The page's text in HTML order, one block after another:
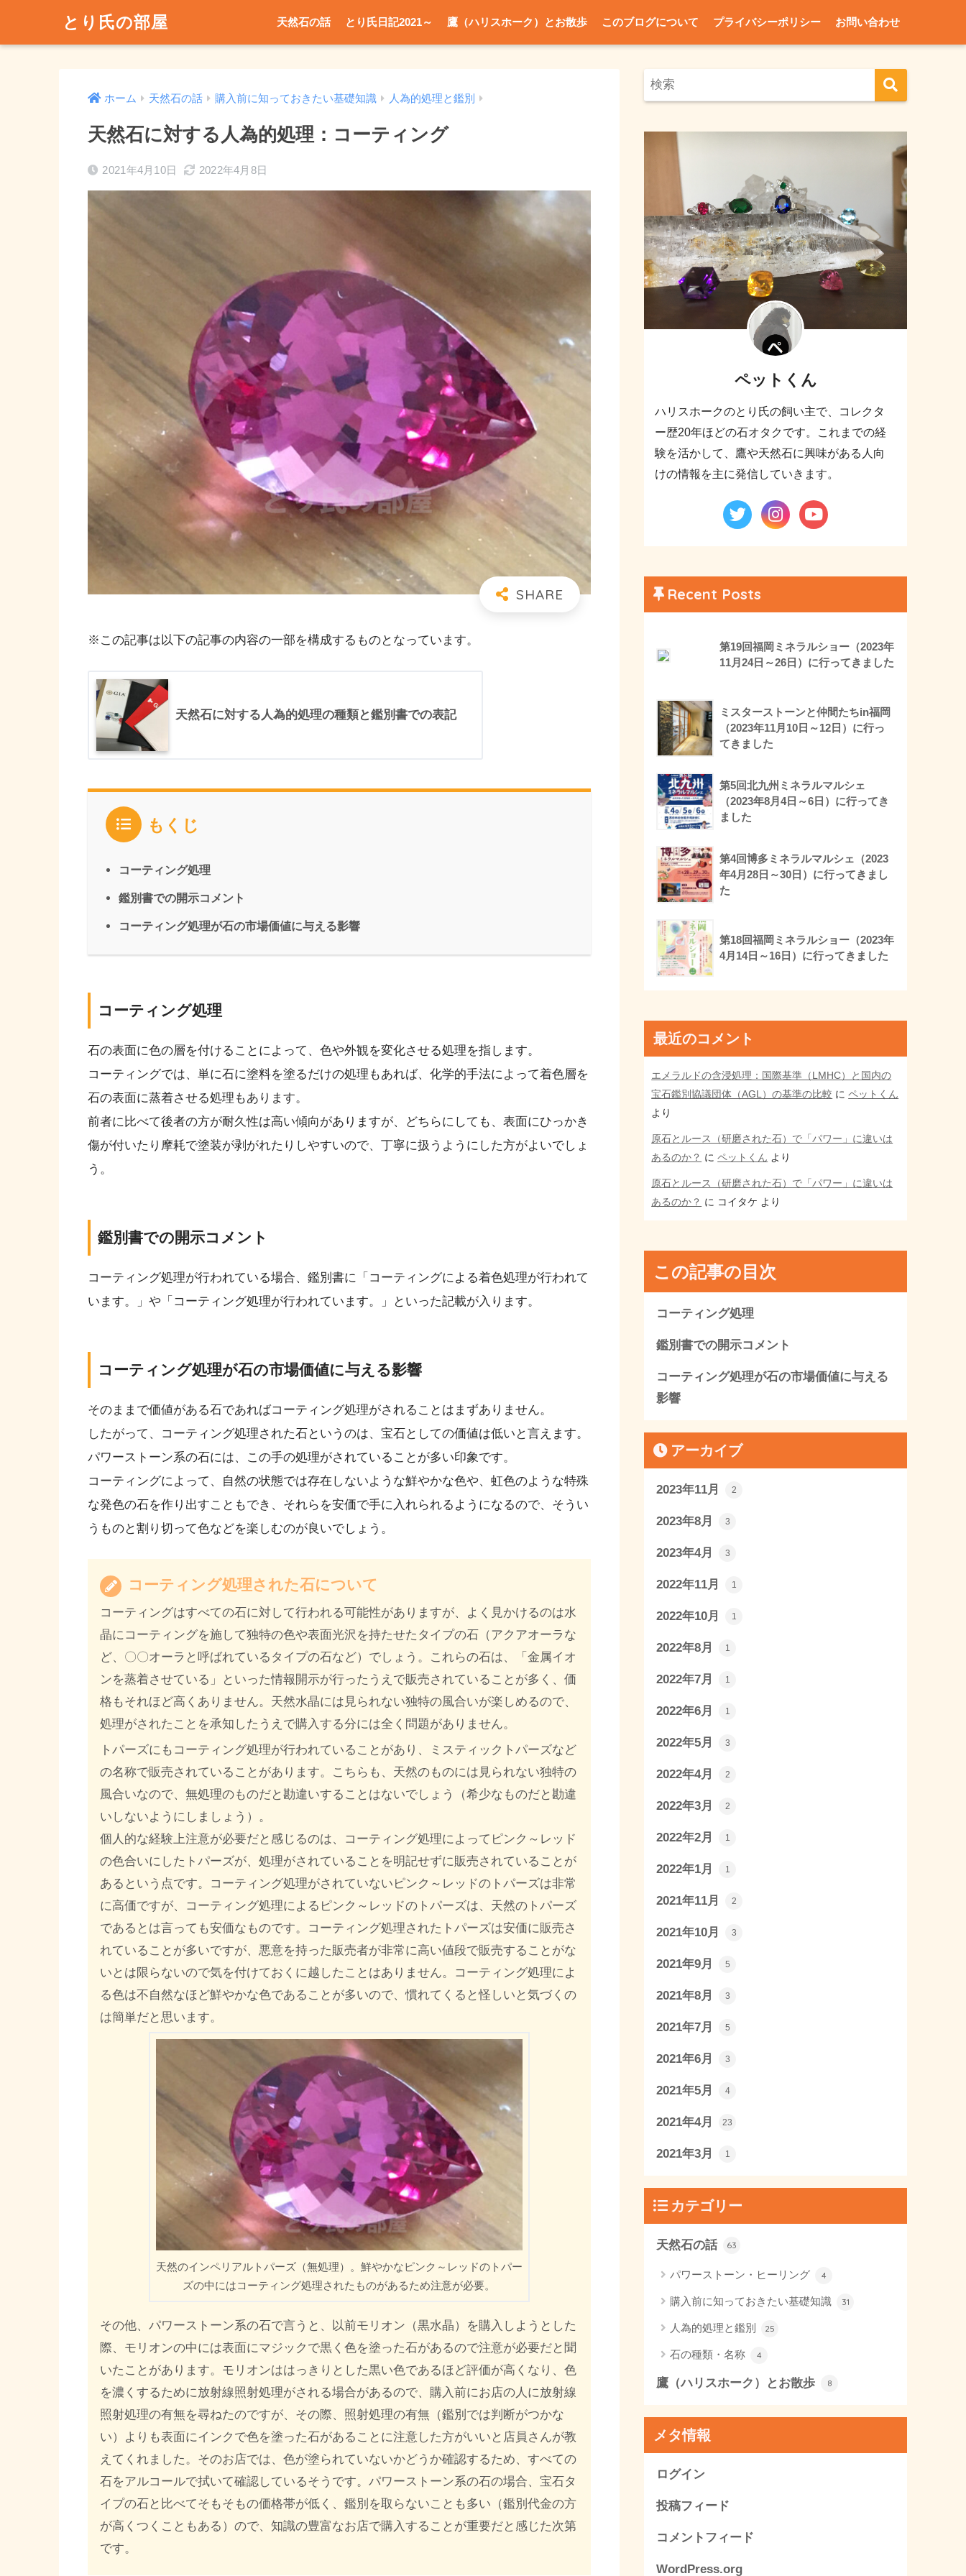
とり氏の部屋 天然石の話 とり氏日記2021～ 鷹（ハリスホーク）とお散歩 このブログについて プライバシーポリシー お問い合わせ
ホーム 天然石の話 購入前に知っておきたい基礎知識 人為的処理と鑑別
天然石に対する人為的処理：コーティング
2021年4月10日 2022年4月8日
※この記事は以下の記事の内容の一部を構成するものとなっています。
天然石に対する人為的処理の種類と鑑別書での表記
もくじ
コーティング処理
鑑別書での開示コメント
コーティング処理が石の市場価値に与える影響
コーティング処理
石の表面に色の層を付けることによって、色や外観を変化させる処理を指します。
コーティングでは、単に石に塗料を塗るだけの処理もあれば、化学的手法によって着色層を
石の表面に蒸着させる処理もあります。
前者に比べて後者の方が耐久性は高い傾向がありますが、どちらにしても、表面にひっかき
傷が付いたり摩耗で塗装が剥がれたりしやすいので、丁寧に扱うようにした方がよいでしょ
う。
鑑別書での開示コメント
コーティング処理が行われている場合、鑑別書に「コーティングによる着色処理が行われて
います。」や「コーティング処理が行われています。」といった記載が入ります。
コーティング処理が石の市場価値に与える影響
そのままで価値がある石であればコーティング処理がされることはまずありません。
したがって、コーティング処理された石というのは、宝石としての価値は低いと言えます。
パワーストーン系の石には、この手の処理がされていることが多い印象です。
コーティングによって、自然の状態では存在しないような鮮やかな色や、虹色のような特殊
な発色の石を作り出すこともでき、それらを安価で手に入れられるようになるので、そうい
うものと割り切って色などを楽しむのが良いでしょう。
コーティング処理された石について
コーティングはすべての石に対して行われる可能性がありますが、よく見かけるのは水
晶にコーティングを施して独特の色や表面光沢を持たせたタイプの石（アクアオーラな
ど、〇〇オーラと呼ばれているタイプの石など）でしょう。これらの石は、「金属イオ
ンを蒸着させている」といった情報開示が行ったうえで販売されていることが多く、価
格もそれほど高くありません。天然水晶には見られない独特の風合いが楽しめるので、
処理がされたことを承知したうえで購入する分には全く問題がありません。
トパーズにもコーティング処理が行われていることがあり、ミスティックトパーズなど
の名称で販売されていることがあります。こちらも、天然のものには見られない独特の
風合いなので、無処理のものだと勘違いすることはないでしょう（希少なものだと勘違
いしないようにしましょう）。
個人的な経験上注意が必要だと感じるのは、コーティング処理によってピンク～レッド
の色合いにしたトパーズが、処理がされていることを明記せずに販売されていることが
あるという点です。コーティング処理がされていないピンク～レッドのトパーズは非常
に高価ですが、コーティング処理によるピンク～レッドのトパーズは、天然のトパーズ
であるとは言っても安価なものです。コーティング処理されたトパーズは安価に販売さ
れていることが多いですが、悪意を持った販売者が非常に高い値段で販売することがな
いとは限らないので気を付けておくに越したことはありません。コーティング処理によ
る色は不自然なほど鮮やかな色であることが多いので、慣れてくると怪しいと気づくの
は簡単だと思います。
天然のインペリアルトパーズ（無処理）。鮮やかなピンク～レッドのトパー
ズの中にはコーティング処理されたものがあるため注意が必要。
その他、パワーストーン系の石で言うと、以前モリオン（黒水晶）を購入しようとした
際、モリオンの中には表面にマジックで黒く色を塗った石があるので注意が必要だと聞
いたことがあります。モリオンははっきりとした黒い色であるほど評価が高くなり、色
を濃くするために放射線照射処理がされる場合があるので、購入前にお店の人に放射線
照射処理の有無を尋ねたのですが、その際、照射処理の有無（鑑別では判断がつかな
い）よりも表面にインクで色を塗った石があることに注意した方がいいと店員さんが教
えてくれました。そのお店では、色が塗られていないかどうか確認するため、すべての
石をアルコールで拭いて確認しているそうです。パワーストーン系の石の場合、宝石タ
イプの石と比べてそもそもの価格帯が低く、鑑別を取らないことも多い（鑑別代金の方
が高くつくこともある）ので、知識の豊富なお店で購入することが重要だと感じた次第
です。
ペットくん
ハリスホークのとり氏の飼い主で、コレクタ
ー歴20年ほどの石オタクです。これまでの経
験を活かして、鷹や天然石に興味がある人向
けの情報を主に発信していきます。
Recent Posts
第19回福岡ミネラルショー（2023年
11月24日～26日）に行ってきました
ミスターストーンと仲間たちin福岡
（2023年11月10日～12日）に行っ
てきました
第5回北九州ミネラルマルシェ
（2023年8月4日～6日）に行ってき
ました
第4回博多ミネラルマルシェ（2023
年4月28日～30日）に行ってきまし
た
第18回福岡ミネラルショー（2023年
4月14日～16日）に行ってきました
最近のコメント
エメラルドの含浸処理：国際基準（LMHC）と国内の
宝石鑑別協議団体（AGL）の基準の比較 にペットくん
より
原石とルース（研磨された石）で「パワー」に違いは
あるのか？ にペットくん より
原石とルース（研磨された石）で「パワー」に違いは
あるのか？ に コイタケ より
この記事の目次
コーティング処理
鑑別書での開示コメント
コーティング処理が石の市場価値に与える
影響
アーカイブ
2023年11月 2
2023年8月 3
2023年4月 3
2022年11月 1
2022年10月 1
2022年8月 1
2022年7月 1
2022年6月 1
2022年5月 3
2022年4月 2
2022年3月 2
2022年2月 1
2022年1月 1
2021年11月 2
2021年10月 3
2021年9月 5
2021年8月 3
2021年7月 5
2021年6月 3
2021年5月 4
2021年4月 23
2021年3月 1
カテゴリー
天然石の話 63
パワーストーン・ヒーリング 4
購入前に知っておきたい基礎知識 31
人為的処理と鑑別 25
石の種類・名称 4
鷹（ハリスホーク）とお散歩 8
メタ情報
ログイン
投稿フィード
コメントフィード
WordPress.org